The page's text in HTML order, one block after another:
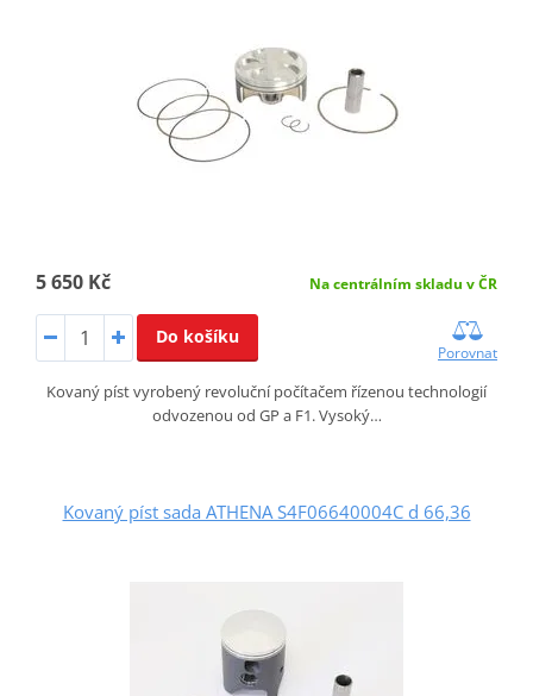
5 650 Kč Na centrálním skladu v ČR
Do košíku
Porovnat
Kovaný píst vyrobený revoluční počítačem řízenou technologií
odvozenou od GP a F1. Vysoký…
Kovaný píst sada ATHENA S4F06640004C d 66,36